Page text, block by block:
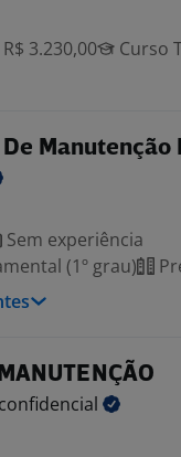
3.230,00
Curso
Manutenção
Sem experiência
(1º grau)
confidencial